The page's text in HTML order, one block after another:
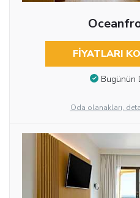
FIYATLARI
Bugünün
Oda olanakları,